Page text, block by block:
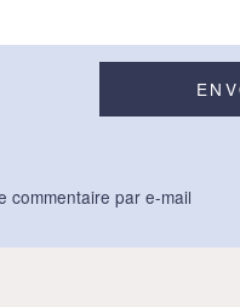
commentaire par e-mail